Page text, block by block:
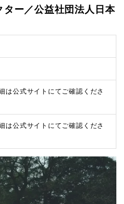
ー／公益社団法人日本
は公式サイトにてご確認くださ
は公式サイトにてご確認くださ